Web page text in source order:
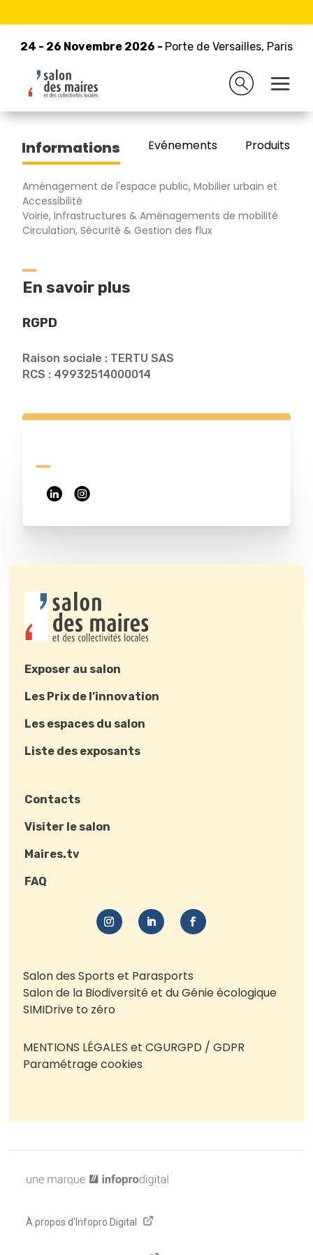
24 - 26 Novembre 2026 - Porte de Versailles, Paris
24 - 26 Novembre 2026 - Porte de Versailles, Paris
Retour à la liste des exposants
TERTU
Informations Evénements Produits/
Aménagement de l'espace public, Mobilier urbain et
Accessibilité
Voirie, Infrastructures & Aménagements de mobilité
Circulation, Sécurité & Gestion des flux
En savoir plus
RGPD
Raison sociale : TERTU SAS
RCS : 49932514000014
Exposer au salon
Les Prix de l’innovation
Les espaces du salon
Liste des exposants
Contacts
Visiter le salon
Maires.tv
FAQ
Salon des Sports et Parasports
Salon de la Biodiversité et du Génie écologique
SIMIDrive to zéro
MENTIONS LÉGALES et CGURGPD / GDPR
Paramétrage cookies